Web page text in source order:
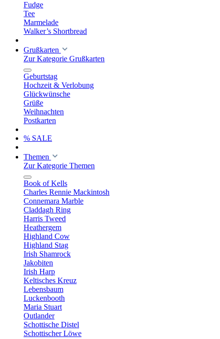
Fudge
Tee
Marmelade
Walker’s Shortbread
Grußkarten
Zur Kategorie Grußkarten
Geburtstag
Hochzeit & Verlobung
Glückwünsche
Grüße
Weihnachten
Postkarten
% SALE
Themen
Zur Kategorie Themen
Book of Kells
Charles Rennie Mackintosh
Connemara Marble
Claddagh Ring
Harris Tweed
Heathergem
Highland Cow
Highland Stag
Irish Shamrock
Jakobiten
Irish Harp
Keltisches Kreuz
Lebensbaum
Luckenbooth
Maria Stuart
Outlander
Schottische Distel
Schottischer Löwe